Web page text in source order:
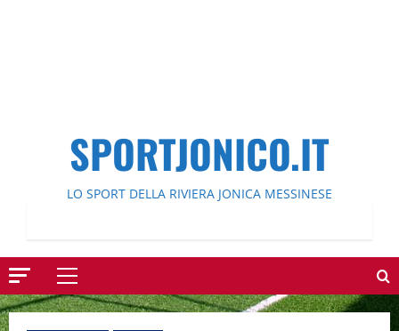
SPORTJONICO.IT
LO SPORT DELLA RIVIERA JONICA MESSINESE
Menu
principale